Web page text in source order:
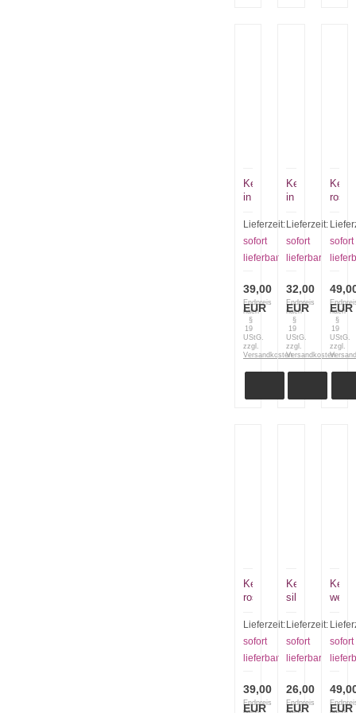
Kette
in
bordeaux,gold
Lieferzeit:
sofort
lieferbar
39,00
EUR
Endpreis
nach
§
19
UStG.
zzgl.
Versandkosten
Kette
in
Lieferzeit:
sofort
lieferbar
32,00
EUR
Endpreis
nach
§
19
UStG.
zzgl.
Versandkosten
Kette
rosa
sofort
EUR
nach
§
19
UStG.
zzgl.
Kette
rosa
Lieferzeit:
sofort
lieferbar
39,00
EUR
Endpreis
nach
Kette
silbergrau
Lieferzeit:
sofort
lieferbar
26,00
EUR
Endpreis
nach
Kette
weiß
sofort
EUR
nach